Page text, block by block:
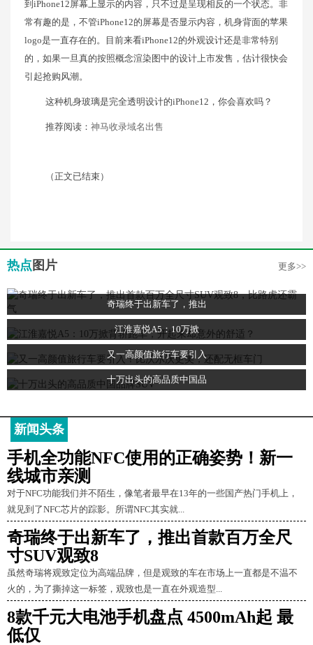
到iPhone12屏幕上显示的内容，只不过是呈现相反的一个状态。非
常有趣的是，不管iPhone12的屏幕是否显示内容，机身背面的苹果
logo是一直存在的。目前来看iPhone12的外观设计还是非常特别
的，如果一旦真的按照概念渲染图中的设计上市发售，估计很快会
引起抢购风潮。
这种机身玻璃是完全透明设计的iPhone12，你会喜欢吗？
推荐阅读： 神马收录域名出售
（正文已结束）
热点 图片 更多>>
奇瑞终于出新车了，推出
江淮嘉悦A5：10万掀
又一高颜值旅行车要引入
十万出头的高品质中国品
新闻头条
手机全功能NFC使用的正确姿势！新一
线城市亲测
对于NFC功能我们并不陌生，像笔者最早在13年的一些国产热门手机上，
就见到了NFC芯片的踪影。所谓NFC其实就...
奇瑞终于出新车了，推出首款百万全尺
寸SUV观致8
虽然奇瑞将观致定位为高端品牌，但是观致的车在市场上一直都是不温不
火的，为了撕掉这一标签，观致也是一直在外观造型...
8款千元大电池手机盘点 4500mAh起 最
低仅